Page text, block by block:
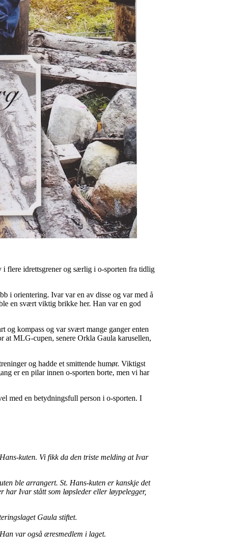
i flere idrettsgrener og særlig i o-sporten fra tidlig
i orientering. Ivar var en av disse og var med å
en svært viktig brikke her. Han var en god
og kompass og var svært mange ganger enten
at MLG-cupen, senere Orkla Gaula karusellen,
og hadde et smittende humør. Viktigst
er en pilar innen o-sporten borte, men vi har
med en betydningsfull person i o-sporten. I
kuten. Vi fikk da den triste melding at Ivar
ble arrangert. St. Hans-kuten er kanskje det
har Ivar stått som løpsleder eller løypelegger,
Gaula stiftet.
var også æresmedlem i laget.